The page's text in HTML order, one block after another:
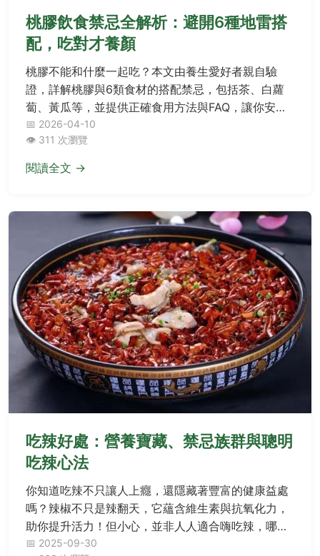
桃膠飲食禁忌全解析：避開6種地雷搭
配，吃對才養顏
桃膠不能和什麼一起吃？本文由養生愛好者親自驗
證，詳解桃膠與6類食材的搭配禁忌，包括茶、白蘿
蔔、黃瓜等，並提供正確食用方法與FAQ，讓你安心
吃出膠原蛋白。
📅 2026-04-10
👁️ 311 次瀏覽
閱讀全文 →
吃辣好處：營養寶藏、禁忌族群與聰明
吃辣心法
你知道吃辣不只讓人上癮，還隱藏著豐富的健康益處
嗎？辣椒不只是辣翻天，它蘊含維生素與抗氧化力，
助你提升活力！但小心，並非人人適合嗨吃辣，哪些
禁忌族群要注意紅燈警訊？該如何聰明「呷辣」才能
📅 2025-09-30